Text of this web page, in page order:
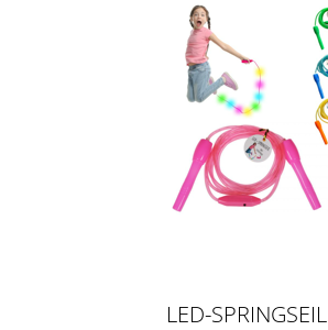
LED-SPRINGSEIL